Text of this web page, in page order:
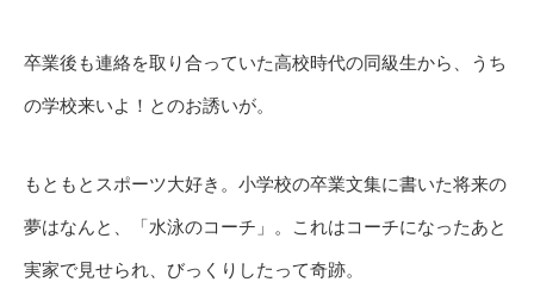
卒業後も連絡を取り合っていた高校時代の同級生から、うち
の学校来いよ！とのお誘いが。
もともとスポーツ大好き。小学校の卒業文集に書いた将来の
夢はなんと、「水泳のコーチ」。これはコーチになったあと
実家で見せられ、びっくりしたって奇跡。